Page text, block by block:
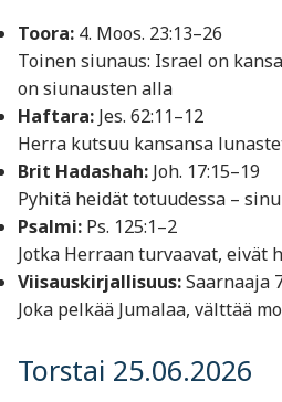
Toora: 4. Moos. 23:13–26
Toinen siunaus: Israel on
on siunausten alla
Haftara: Jes. 62:11–12
Herra kutsuu kansansa
Brit Hadashah: Joh. 17:15–19
Pyhitä heidät totuudessa –
Psalmi: Ps. 125:1–2
Jotka Herraan turvaavat, eivät
Viisauskirjallisuus:Saarnaaja
Joka pelkää Jumalaa, välttää
Torstai 25.06.2026